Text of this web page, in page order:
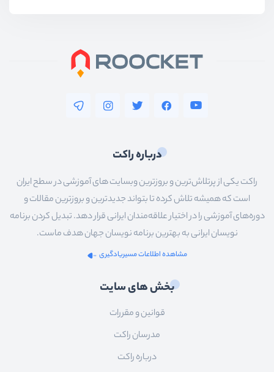
درباره راکت
راکت یکی از پرتلاش‌ترین و بروزترین وبسایت های آموزشی در سطح ایران
است که همیشه تلاش کرده تا بتواند جدیدترین و بروزترین مقالات و
دوره‌های آموزشی را در اختیار علاقه‌مندان ایرانی قرار دهد. تبدیل کردن برنامه
نویسان ایرانی به بهترین برنامه نویسان جهان هدف ماست.
مشاهده اطلاعات مسیریادگیری
بخش های سایت
قوانین و مقررات
مدرسان راکت
درباره راکت